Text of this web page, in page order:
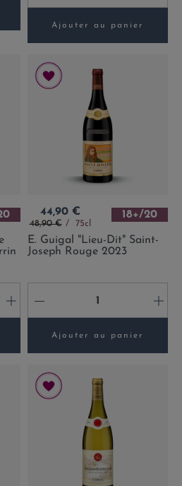
Ajouter au panier
+
Prix
44,90 €
Prix de base
48,90 € 75cl
18+/20
E. Guigal "Lieu-Dit" Saint-
Joseph Rouge 2023
- +
Ajouter au panier